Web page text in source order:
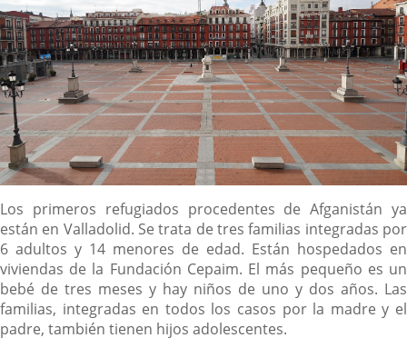
Content
Los primeros refugiados procedentes de Afganistán ya
están en Valladolid. Se trata de tres familias integradas por
6 adultos y 14 menores de edad. Están hospedados en
viviendas de la Fundación Cepaim. El más pequeño es un
bebé de tres meses y hay niños de uno y dos años. Las
familias, integradas en todos los casos por la madre y el
padre, también tienen hijos adolescentes.